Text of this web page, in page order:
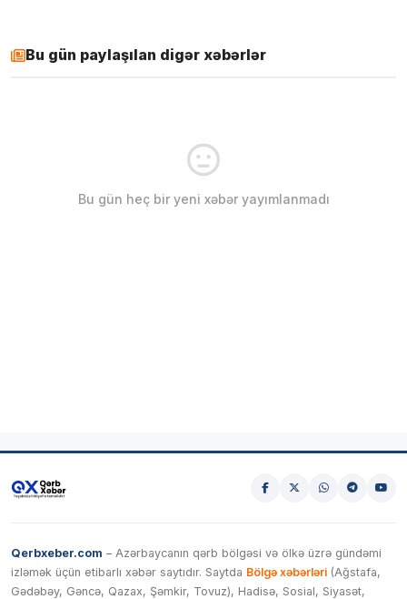
Bu gün paylaşılan digər xəbərlər
Bu gün heç bir yeni xəbər yayımlanmadı
Qerbxeber.com – Azərbaycanın qərb bölgəsi və ölkə üzrə gündəmi
izləmək üçün etibarlı xəbər saytıdır. Saytda Bölgə xəbərləri (Ağstafa,
Gədəbəy, Gəncə, Qazax, Şəmkir, Tovuz), Hadisə, Sosial, Siyasət,